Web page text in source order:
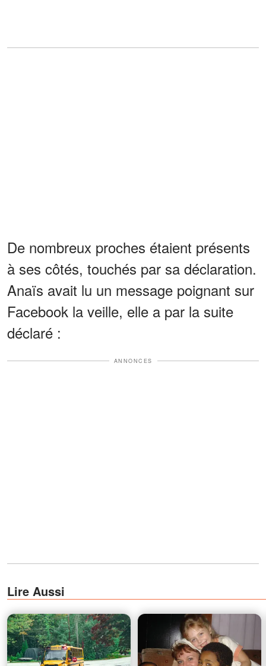
De nombreux proches étaient présents
à ses côtés, touchés par sa déclaration.
Anaïs avait lu un message poignant sur
Facebook la veille, elle a par la suite
déclaré :
ANNONCES
Lire Aussi